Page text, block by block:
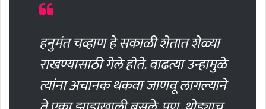
हनुमंत चव्हाण हे सकाळी शेतात शेळ्या
राखण्यासाठी गेले होते. वाढत्या उन्हामुळे
त्यांना अचानक थकवा जाणवू लागल्याने